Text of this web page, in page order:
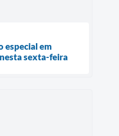
especial em
sexta-feira